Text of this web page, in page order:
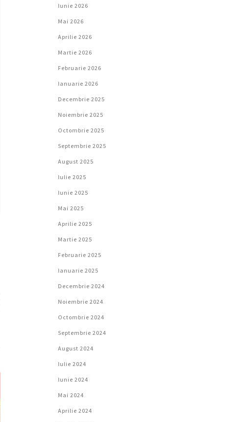
Iunie 2026
Mai 2026
Aprilie 2026
Martie 2026
Februarie 2026
Ianuarie 2026
Decembrie 2025
Noiembrie 2025
Octombrie 2025
Septembrie 2025
August 2025
Iulie 2025
Iunie 2025
Mai 2025
Aprilie 2025
Martie 2025
Februarie 2025
Ianuarie 2025
Decembrie 2024
Noiembrie 2024
Octombrie 2024
Septembrie 2024
August 2024
Iulie 2024
Iunie 2024
Mai 2024
Aprilie 2024